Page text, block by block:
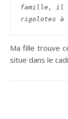
famille, il y
rigolotes à
Ma fille trouve
situe dans le